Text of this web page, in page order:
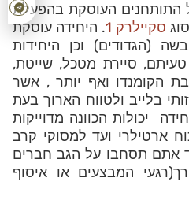
התותחנים העוסקת בהפעלת
סקיילרק 1
. היחידה עוסקת
(הגדודים) וכן היחידות
סיירת מטכל, שייטת,
בחטיבת הקומנדו ואף יותר , אשר
בלייב ולטווח הארוך בעת
יכולות הכוונה מדוייקות
ארטילרי ועד למסוקי קרב
אתם תסחבו על הגב חברים
המבצעים או איסוף